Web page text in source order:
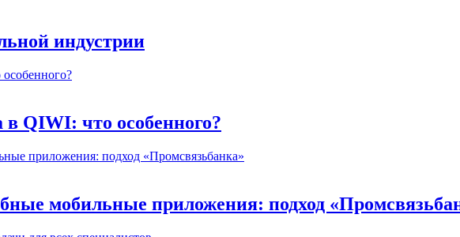
индустрии
в QIWI: что особенного?
мобильные приложения: подход